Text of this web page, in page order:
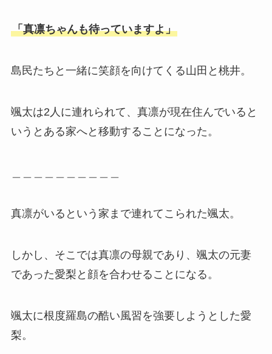
「真凛ちゃんも待っていますよ」
島民たちと一緒に笑顔を向けてくる山田と桃井。
颯太は2人に連れられて、真凛が現在住んでいると
いうとある家へと移動することになった。
真凛がいるという家まで連れてこられた颯太。
しかし、そこでは真凛の母親であり、颯太の元妻
であった愛梨と顔を合わせることになる。
颯太に根度羅島の酷い風習を強要しようとした愛
梨。